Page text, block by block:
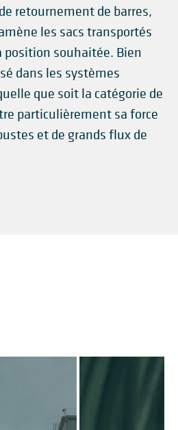
retournement de barres,
les sacs transportés
souhaitée. Bien
dans les systèmes
que soit la catégorie de
particulièrement sa force
et de grands flux de